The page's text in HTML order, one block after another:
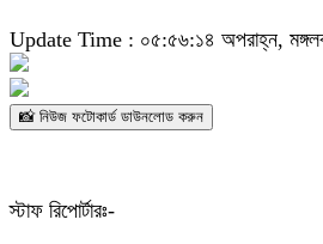
Update Time : ০৫:৫৬:১৪ অপরাহ্ন,
📸 নিউজ ফটোকার্ড ডাউনলোড করুন
স্টাফ রিপোর্টারঃ-